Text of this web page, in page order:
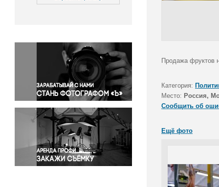
Окружающая среда
Политика
Правосудие
Происшествия и конфликты
Религия
Светская жизнь
Спорт
Экология
Экономика и бизнес
Продажа фруктов
Категория:
Место: Россия,
Сообщить об
Ещё фото